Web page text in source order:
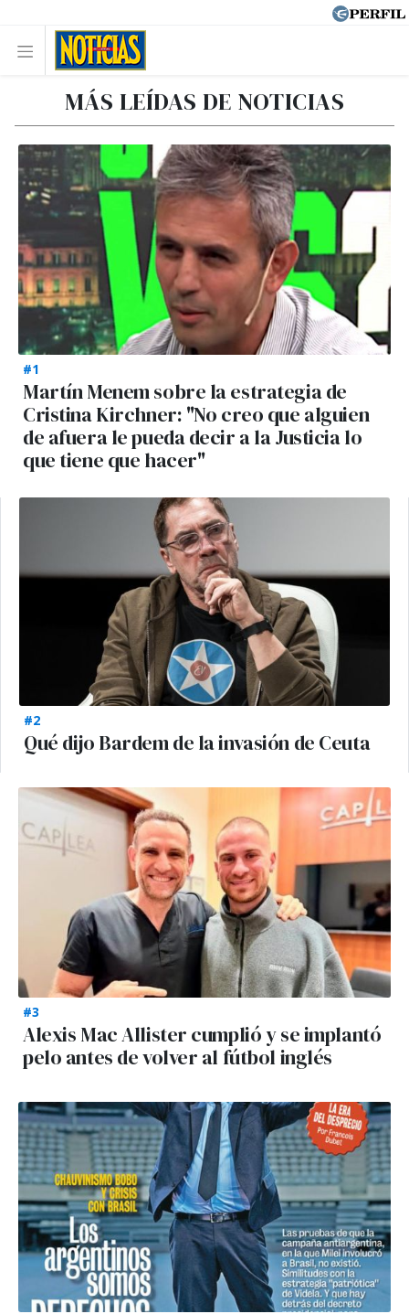
MÁS LEÍDAS DE NOTICIAS
#1
Martín Menem sobre la estrategia de
Cristina Kirchner: "No creo que alguien
de afuera le pueda decir a la Justicia lo
que tiene que hacer"
#2
Qué dijo Bardem de la invasión de Ceuta
#3
Alexis Mac Allister cumplió y se implantó
pelo antes de volver al fútbol inglés